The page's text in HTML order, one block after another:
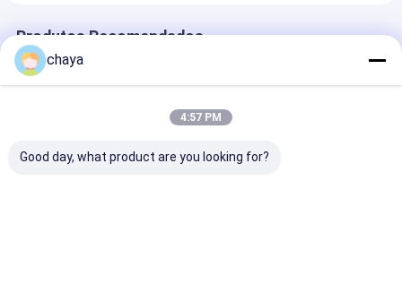
Produtos Recomendados
chaya
4:57 PM
Good day, what product are you looking for?